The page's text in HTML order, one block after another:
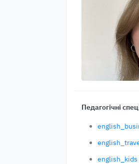
Педагогічні
english_kids